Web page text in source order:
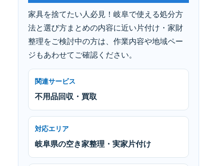
家具を捨てたい人必見！岐阜で使える処分方
法と選び方まとめの内容に近い片付け・家財
整理をご検討中の方は、作業内容や地域ペー
ジもあわせてご確認ください。
関連サービス
不用品回収・買取
対応エリア
岐阜県の空き家整理・実家片付け